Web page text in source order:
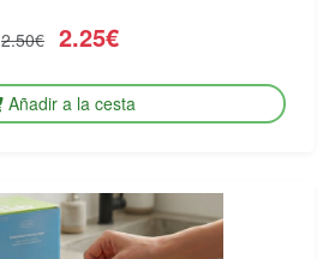
2.50€ 2.25€
Añadir a la cesta